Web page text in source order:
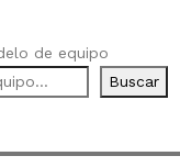
de equipo
Buscar